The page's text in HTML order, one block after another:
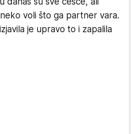
voli što ga partner vara.
je upravo to i zapalila